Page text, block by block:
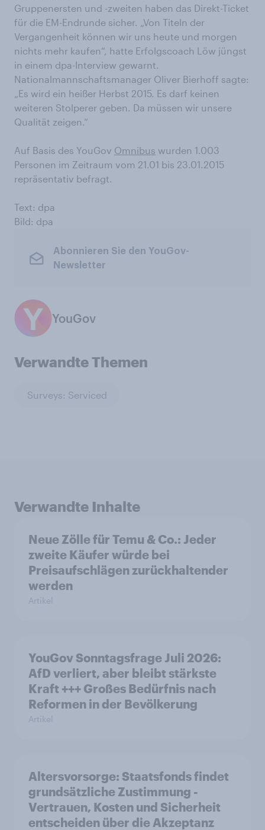
Gruppenersten und -zweiten haben das Direkt-Ticket
für die EM-Endrunde sicher. „Von Titeln der
Vergangenheit können wir uns heute und morgen
nichts mehr kaufen“, hatte Erfolgscoach Löw jüngst
in einem dpa-Interview gewarnt.
Nationalmannschaftsmanager Oliver Bierhoff sagte:
„Es wird ein heißer Herbst 2015. Es darf keinen
weiteren Stolperer geben. Da müssen wir unsere
Qualität zeigen.“
Auf Basis des YouGov Omnibus wurden 1.003
Personen im Zeitraum vom 21.01 bis 23.01.2015
repräsentativ befragt.
Text: dpa
Bild: dpa
Abonnieren Sie den YouGov-
Newsletter
YouGov
Verwandte Themen
Surveys: Serviced
Verwandte Inhalte
Neue Zölle für Temu & Co.: Jeder
zweite Käufer würde bei
Preisaufschlägen zurückhaltender
werden
Artikel
YouGov Sonntagsfrage Juli 2026:
AfD verliert, aber bleibt stärkste
Kraft +++ Großes Bedürfnis nach
Reformen in der Bevölkerung
Artikel
Altersvorsorge: Staatsfonds findet
grundsätzliche Zustimmung -
Vertrauen, Kosten und Sicherheit
entscheiden über die Akzeptanz